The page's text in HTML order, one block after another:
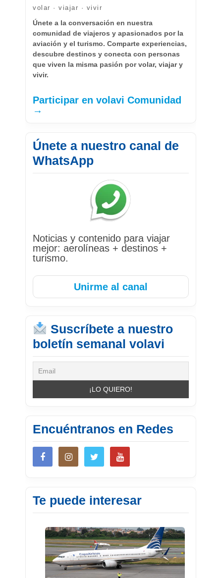
volar · viajar · vivir
Únete a la conversación en nuestra
comunidad de viajeros y apasionados por la
aviación y el turismo. Comparte experiencias,
descubre destinos y conecta con personas
que viven la misma pasión por volar, viajar y
vivir.
Participar en volavi Comunidad
→
Únete a nuestro canal de
WhatsApp
Noticias y contenido para viajar
mejor: aerolíneas + destinos +
turismo.
Unirme al canal
Suscríbete a nuestro
boletín semanal volavi
Encuéntranos en Redes
Te puede interesar